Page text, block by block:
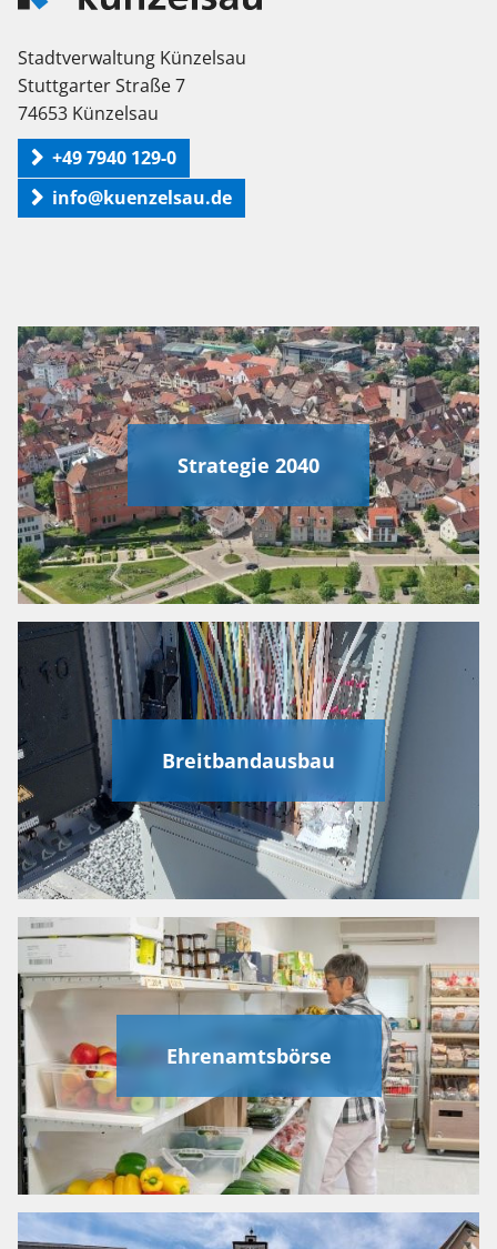
Stadtverwaltung Künzelsau
Stuttgarter Straße 7
74653 Künzelsau
+49 7940 129-0
info@kuenzelsau.de
Strategie 2040
Breitbandausbau
Ehrenamtsbörse